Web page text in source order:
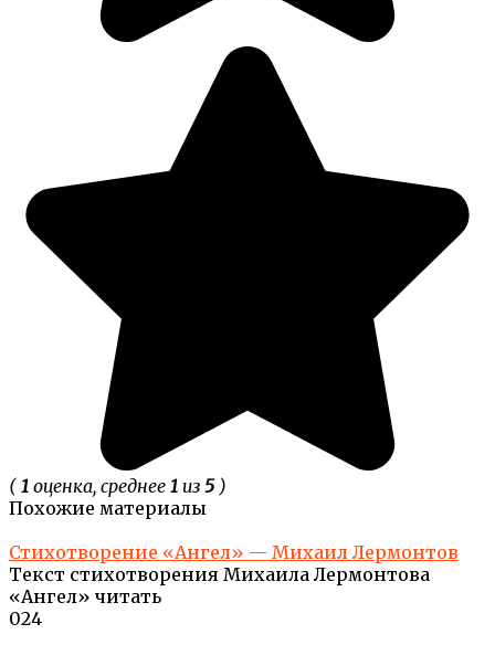
( 1 оценка, среднее 1 из 5)
Похожие материалы
Стихотворение «Ангел» — Михаил Лермонтов
Текст стихотворения Михаила Лермонтова
«Ангел» читать
024